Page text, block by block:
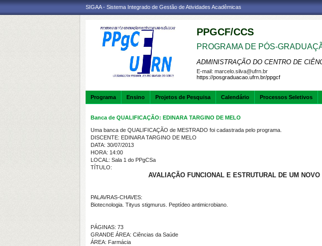
SIGAA - Sistema Integrado de Gestão de Atividades Acadêmicas
PPGCF/CCS
PROGRAMA DE PÓS-
ADMINISTRAÇÃO DO CENTRO DE
E-mail: marcelo.silva@ufrn.br
https://posgraduacao.ufrn.br/ppgcf
Programa Ensino Projetos de Pesquisa Calendário Processos Seletivos
Banca de QUALIFICAÇÃO: EDINARA TARGINO DE MELO
Uma banca de QUALIFICAÇÃO de MESTRADO foi cadastrada pelo programa.
DISCENTE: EDINARA TARGINO DE MELO
DATA: 30/07/2013
HORA: 14:00
LOCAL: Sala 1 do PPgCSa
TÍTULO:
AVALIAÇÃO FUNCIONAL E ESTRUTURAL DE UM
PALAVRAS-CHAVES:
Biotecnologia. Tityus stigmurus. Peptídeo antimicrobiano.
PÁGINAS: 73
GRANDE ÁREA: Ciências da Saúde
ÁREA: Farmácia